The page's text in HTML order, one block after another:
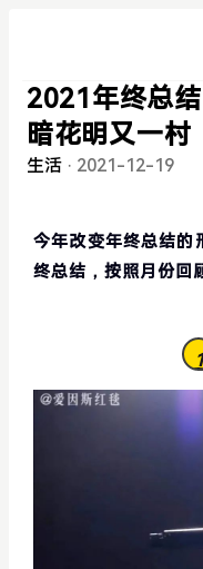
2021年终总
暗花明又一村
生活 · 2021-12-19
今年改变年终总结的
终总结，按照月份回
1